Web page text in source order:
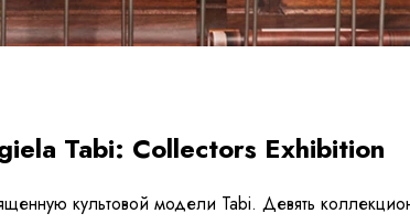
Tabi: Collectors Exhibition
культовой модели Tabi. Девять